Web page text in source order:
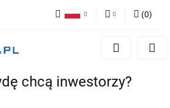
Zaloguj się
Dodaj zgłoszenie
(0)
chcą inwestorzy?